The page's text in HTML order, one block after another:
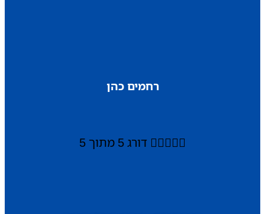
רחמים כהן
 דורג 5 מתוך 5